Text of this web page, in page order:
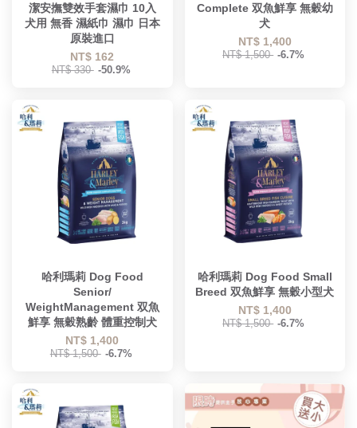
潔安撫雙效手套濕巾 10入
犬用 無香 濕紙巾 濕巾 日本
原裝進口
NT$ 162
NT$ 330 -50.9%
Complete 双魚鮮享 無穀幼
犬
NT$ 1,400
NT$ 1,500 -6.7%
哈利瑪莉 Dog Food
Senior/
WeightManagement 双魚
鮮享 無穀熟齡 體重控制犬
NT$ 1,400
NT$ 1,500 -6.7%
哈利瑪莉 Dog Food Small
Breed 双魚鮮享 無穀小型犬
NT$ 1,400
NT$ 1,500 -6.7%